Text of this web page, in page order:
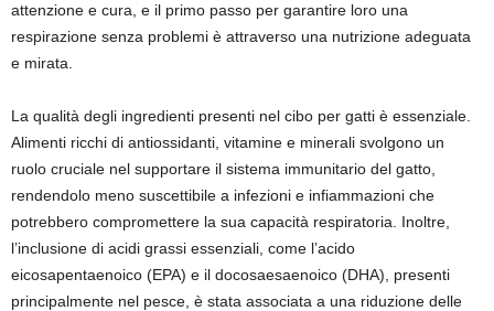
attenzione e cura, e il primo passo per garantire loro una
respirazione senza problemi è attraverso una nutrizione adeguata
e mirata.
La qualità degli ingredienti presenti nel cibo per gatti è essenziale.
Alimenti ricchi di antiossidanti, vitamine e minerali svolgono un
ruolo cruciale nel supportare il sistema immunitario del gatto,
rendendolo meno suscettibile a infezioni e infiammazioni che
potrebbero compromettere la sua capacità respiratoria. Inoltre,
l’inclusione di acidi grassi essenziali, come l’acido
eicosapentaenoico (EPA) e il docosaesaenoico (DHA), presenti
principalmente nel pesce, è stata associata a una riduzione delle